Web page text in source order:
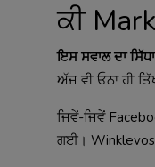
ਕੀ
ਇਸ ਸਵਾਲ ਦਾ
ਅੱਜ ਵੀ ਓਨਾ ਹੀ
ਜਿਵੇਂ-ਜਿਵੇਂ
ਗਈ।